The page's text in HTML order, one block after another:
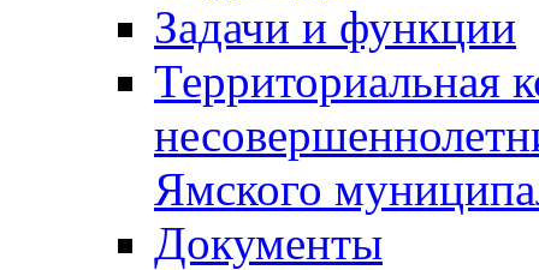
Задачи и функции
Территориальная
Ямского
Документы